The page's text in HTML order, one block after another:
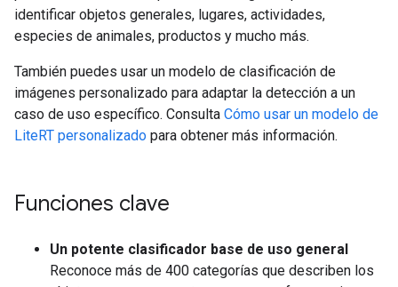
identificar objetos generales, lugares, actividades,
especies de animales, productos y mucho más.
También puedes usar un modelo de clasificación de
imágenes personalizado para adaptar la detección a un
caso de uso específico. Consulta Cómo usar un modelo de
LiteRT personalizado para obtener más información.
Funciones clave
Un potente clasificador base de uso general
Reconoce más de 400 categorías que describen los